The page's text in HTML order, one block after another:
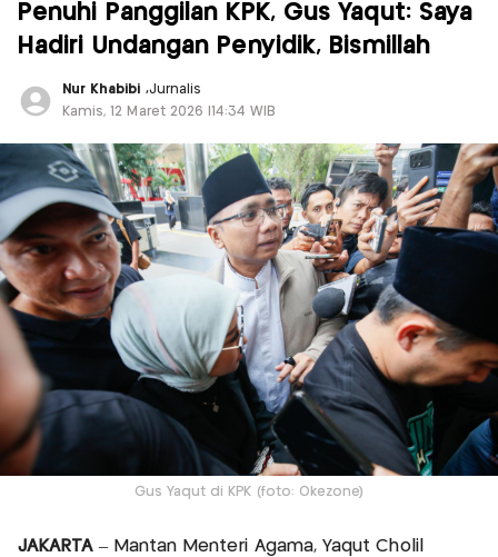
Penuhi Panggilan KPK, Gus Yaqut: Saya
Hadiri Undangan Penyidik, Bismillah
Nur Khabibi ,Jurnalis
Kamis, 12 Maret 2026 |14:34 WIB
Gus Yaqut di KPK (foto: Okezone)
JAKARTA– Mantan Menteri Agama, Yaqut Cholil